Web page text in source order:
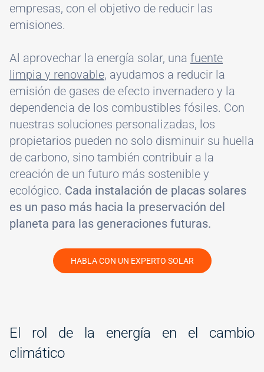
empresas, con el objetivo de reducir las
emisiones.
Al aprovechar la energía solar, una fuente
limpia y renovable, ayudamos a reducir la
emisión de gases de efecto invernadero y la
dependencia de los combustibles fósiles. Con
nuestras soluciones personalizadas, los
propietarios pueden no solo disminuir su huella
de carbono, sino también contribuir a la
creación de un futuro más sostenible y
ecológico. Cada instalación de placas solares
es un paso más hacia la preservación del
planeta para las generaciones futuras.
HABLA CON UN EXPERTO SOLAR
#
El rol de la energía en el cambio
climático